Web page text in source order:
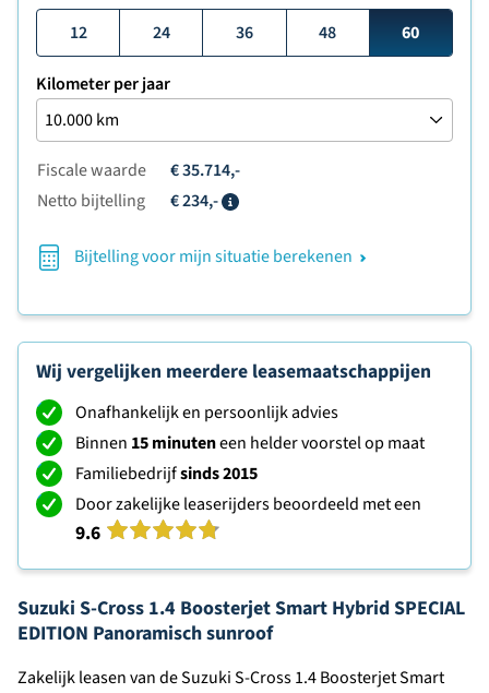
12
24 36 48 60
Kilometer per jaar
Fiscale waarde
€ 35.714,-
Netto bijtelling
€ 234,-
Bijtelling voor mijn situatie berekenen
Wij vergelijken meerdere leasemaatschappijen
Onafhankelijk en persoonlijk advies
Binnen 15 minuteneen helder voorstel op maat
Familiebedrijfsinds 2015
Door zakelijke leaserijders beoordeeld met een
9.6
Suzuki S-Cross 1.4 Boosterjet Smart Hybrid SPECIAL
EDITION Panoramisch sunroof
Zakelijk leasen van de Suzuki S-Cross 1.4 Boosterjet Smart